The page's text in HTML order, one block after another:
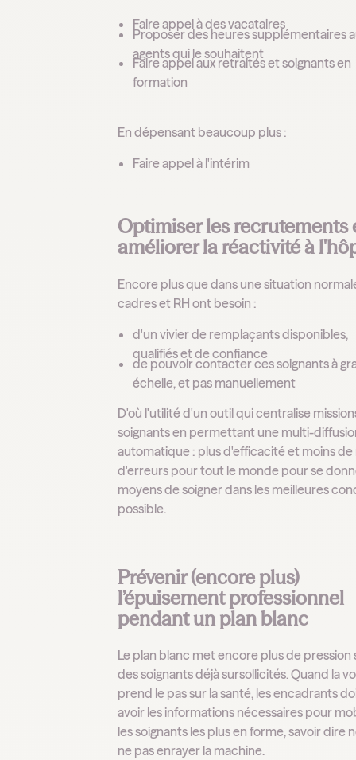
Faire appel à des vacataires
Proposer des heures supplémentaires
agents qui le souhaitent
Faire appel aux retraités et soignants en
formation
En dépensant beaucoup plus :
Faire appel à l'intérim
Optimiser les recrutements
améliorer la réactivité à
Encore plus que dans une situation
cadres et RH ont besoin :
d'un vivier de remplaçants disponibles,
qualifiés et de confiance
de pouvoir contacter ces soignants à
échelle, et pas manuellement
D'où l'utilité d'un outil qui centralise
soignants en permettant une multi-
automatique : plus d'efficacité et moins de
d'erreurs pour tout le monde pour se
moyens de soigner dans les meilleures
possible.
Prévenir (encore plus)
l’épuisement professionnel
pendant un plan blanc
Le plan blanc met encore plus de pression
des soignants déjà sursollicités. Quand la
prend le pas sur la santé, les encadrants
avoir les informations nécessaires pour
les soignants les plus en forme, savoir dire
ne pas enrayer la machine.